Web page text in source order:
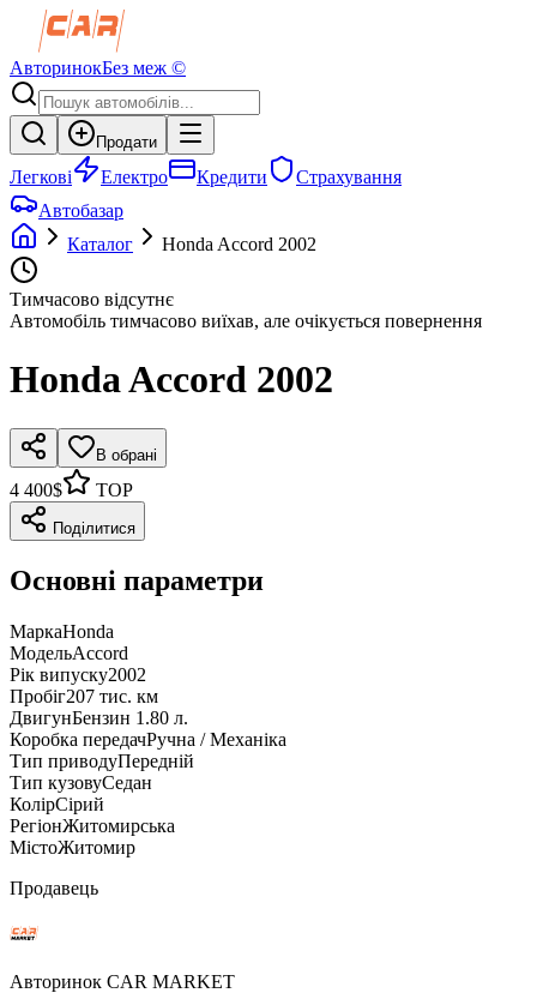
АвторинокБез меж ©
Продати
Легкові Електро Кредити
Страхування
Автобазар
Каталог
Honda Accord 2002
Тимчасово відсутнє
Автомобіль тимчасово виїхав, але очікується повернення
HondaAccord 2002
В обрані
4 400$ TOP
Поділитися
Основні параметри
МаркаHonda
МодельAccord
Рік випуску2002
Пробіг207 тис. км
ДвигунБензин 1.80 л.
Коробка передачРучна / Механіка
Тип приводуПередній
Тип кузовуСедан
КолірСірий
РегіонЖитомирська
МістоЖитомир
Продавець
Авторинок CAR MARKET